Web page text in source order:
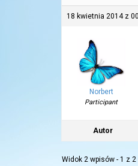
18 kwietnia 2014 z
Norbert
Participant
Autor
Widok 2 wpisów - 1 z